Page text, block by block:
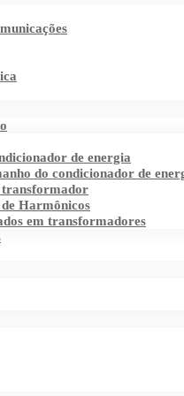
de energia
do condicionador de
transformador
Harmônicos
em transformadores